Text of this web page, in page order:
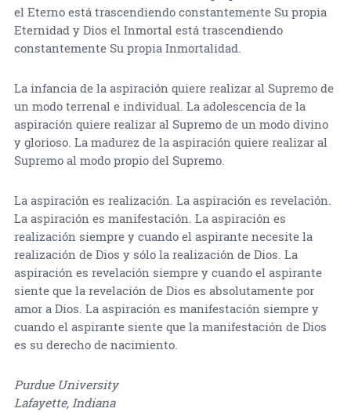
el Eterno está trascendiendo constantemente Su propia
Eternidad y Dios el Inmortal está trascendiendo
constantemente Su propia Inmortalidad.
La infancia de la aspiración quiere realizar al Supremo de
un modo terrenal e individual. La adolescencia de la
aspiración quiere realizar al Supremo de un modo divino
y glorioso. La madurez de la aspiración quiere realizar al
Supremo al modo propio del Supremo.
La aspiración es realización. La aspiración es revelación.
La aspiración es manifestación. La aspiración es
realización siempre y cuando el aspirante necesite la
realización de Dios y sólo la realización de Dios. La
aspiración es revelación siempre y cuando el aspirante
siente que la revelación de Dios es absolutamente por
amor a Dios. La aspiración es manifestación siempre y
cuando el aspirante siente que la manifestación de Dios
es su derecho de nacimiento.
Purdue University
Lafayette, Indiana